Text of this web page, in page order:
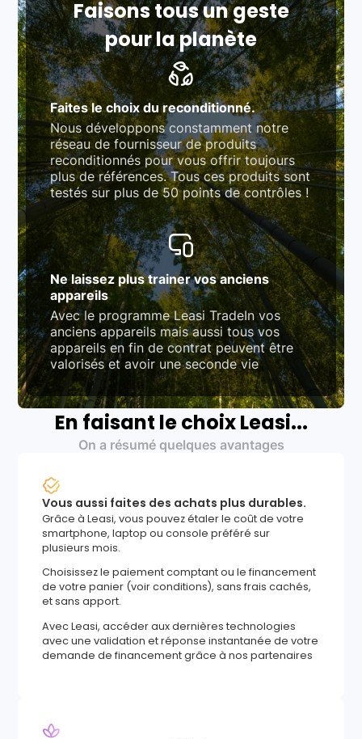
Faisons tous un geste
pour la planète
Faites le choix du reconditionné.
Nous développons constamment notre
réseau de fournisseur de produits
reconditionnés pour vous offrir toujours
plus de références. Tous ces produits sont
testés sur plus de 50 points de contrôles !
Ne laissez plus trainer vos anciens
appareils
Avec le programme Leasi TradeIn vos
anciens appareils mais aussi tous vos
appareils en fin de contrat peuvent être
valorisés et avoir une seconde vie
En faisant le choix Leasi...
On a résumé quelques avantages
Vous aussi faites des achats plus durables.
Grâce à Leasi, vous pouvez étaler le coût de votre
smartphone, laptop ou console préféré sur
plusieurs mois.
Choisissez le paiement comptant ou le financement
de votre panier (voir conditions), sans frais cachés,
et sans apport.
Avec Leasi, accéder aux dernières technologies
avec une validation et réponse instantanée de votre
demande de financement grâce à nos partenaires